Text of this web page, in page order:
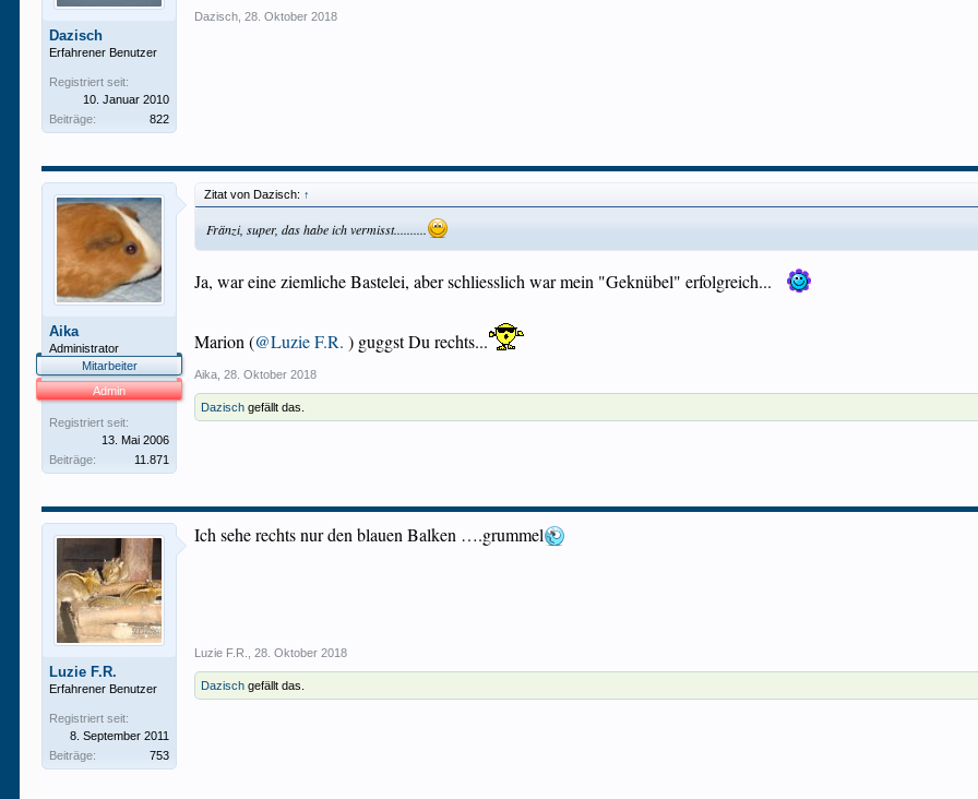
Dazisch
Erfahrener Benutzer
Registriert seit:
10. Januar 2010
Beiträge:
822
Dazisch 28. Oktober 2018
Aika
Administrator
Mitarbeiter
Admin
Registriert seit:
13. Mai 2006
Beiträge:
11.871
Zitat von Dazisch: ↑
Fränzi, super, das habe ich vermisst..........
Ja, war eine ziemliche Bastelei, aber schliesslich war mein "Geknübel" erfolgreich...
Marion (@Luzie F.R. ) guggst Du rechts...
Aika 28. Oktober 2018
Dazisch gefällt das.
Luzie F.R.
Erfahrener Benutzer
Registriert seit:
8. September 2011
Beiträge:
753
Ich sehe rechts nur den blauen Balken ….grummel
Luzie F.R. 28. Oktober 2018
Dazisch gefällt das.